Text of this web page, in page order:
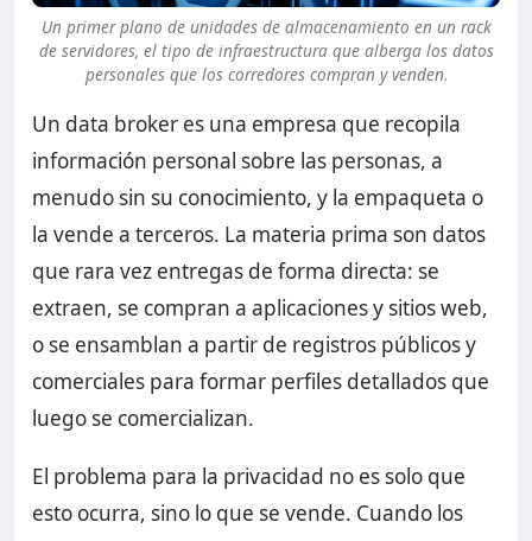
Un primer plano de unidades de almacenamiento en un rack
de servidores, el tipo de infraestructura que alberga los datos
personales que los corredores compran y venden.
Un data broker es una empresa que recopila
información personal sobre las personas, a
menudo sin su conocimiento, y la empaqueta o
la vende a terceros. La materia prima son datos
que rara vez entregas de forma directa: se
extraen, se compran a aplicaciones y sitios web,
o se ensamblan a partir de registros públicos y
comerciales para formar perfiles detallados que
luego se comercializan.
El problema para la privacidad no es solo que
esto ocurra, sino lo que se vende. Cuando los